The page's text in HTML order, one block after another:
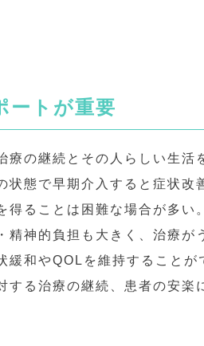
ートが重要
療の継続とその人らしい生活
状態で早期介入すると症状改
得ることは困難な場合が多い
精神的負担も大きく、治療が
緩和やQOLを維持すること
する治療の継続、患者の安楽